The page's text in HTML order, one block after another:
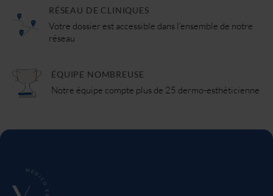
RÉSEAU DE CLINIQUES
Votre dossier est accessible dans l'ensemble de notre
réseau
ÉQUIPE NOMBREUSE
Notre équipe compte plus de 25 dermo-esthéticienne